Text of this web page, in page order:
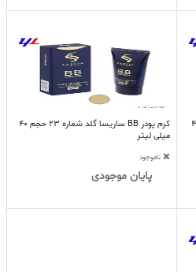
کرم پودر BB ساریسا گلد شماره 23 حجم 40
میلی لیتر
ناموجود
پایان موجودی